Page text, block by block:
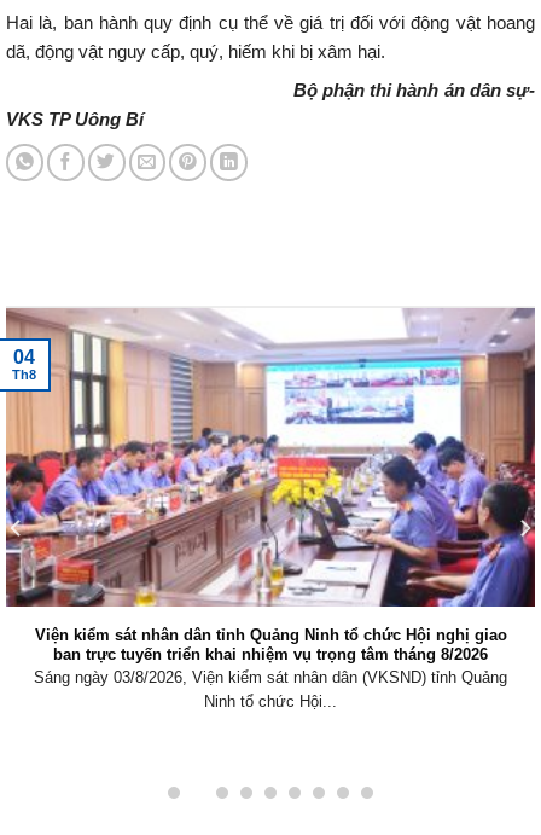
Hai là, ban hành quy định cụ thể về giá trị đối với động vật hoang
dã, động vật nguy cấp, quý, hiếm khi bị xâm hại.
Bộ phận thi hành án dân sự-
VKS TP Uông Bí
Viện kiểm sát nhân dân tỉnh Quảng Ninh tổ chức Hội nghị giao
ban trực tuyến triển khai nhiệm vụ trọng tâm tháng 8/2026
Sáng ngày 03/8/2026, Viện kiểm sát nhân dân (VKSND) tỉnh Quảng
Ninh tổ chức Hội...
04
Th8